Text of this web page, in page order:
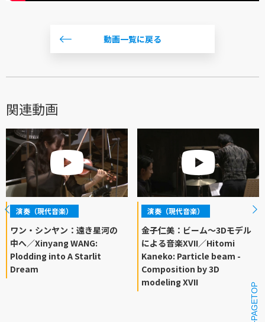
動画一覧に戻る
関連動画
演奏（現代音楽）
ワン・シンヤン：遠き星河の
中へ／Xinyang WANG:
Plodding into A Starlit
Dream
演奏（現代音楽）
金子仁美：ビーム〜3Dモデル
による音楽XVII／Hitomi
Kaneko: Particle beam -
Composition by 3D
modeling XVII
PAGETOP